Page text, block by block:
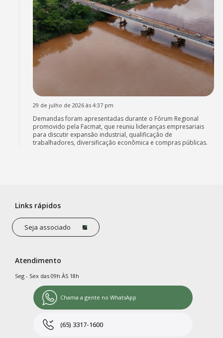
29 de julho de 2026 às 4:37 pm
Demandas foram apresentadas durante o Fórum Regional
promovido pela Facmat, que reuniu lideranças empresariais
para discutir expansão industrial, qualificação de
trabalhadores, diversificação econômica e compras públicas.
Links rápidos
Seja associado
Atendimento
Seg - Sex das 09h ÀS 18h
Chama a gente no WhatsApp
(65) 3317-1600